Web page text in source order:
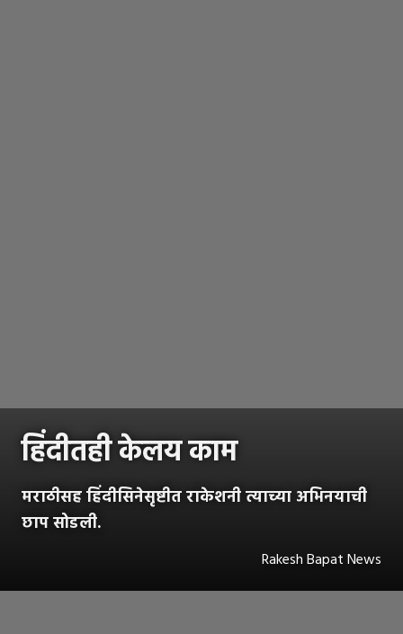
हिंदीतही केलय काम
मराठीसह हिंदीसिनेसृष्टीत राकेशनी त्याच्या अभिनयाची
छाप सोडली.
Rakesh Bapat News